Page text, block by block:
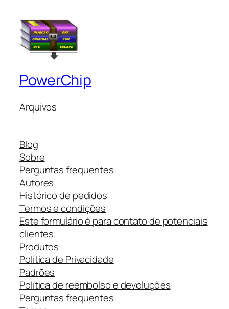
PowerChip
Arquivos
Blog
Sobre
Perguntas frequentes
Autores
Histórico de pedidos
Termos e condições
Este formulário é para contato de potenciais
clientes.
Produtos
Política de Privacidade
Padrões
Política de reembolso e devoluções
Perguntas frequentes